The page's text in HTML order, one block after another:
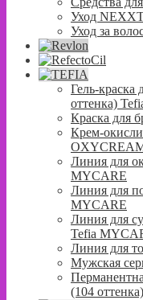
Уход
Уход за
Гель-краска
оттенка)
Краска для
Крем-
Линия для
MYCARE
Линия для
MYCARE
Линия для
Tefia
Линия для
Мужская
(104